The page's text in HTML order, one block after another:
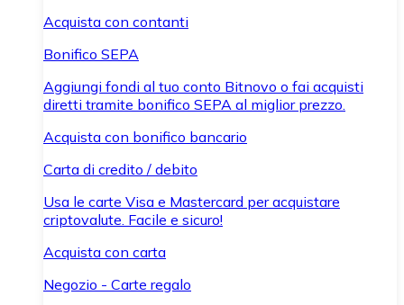
Acquista con contanti
Bonifico SEPA
Aggiungi fondi al tuo conto Bitnovo o fai acquisti
diretti tramite bonifico SEPA al miglior prezzo.
Acquista con bonifico bancario
Carta di credito / debito
Usa le carte Visa e Mastercard per acquistare
criptovalute. Facile e sicuro!
Acquista con carta
Negozio - Carte regalo